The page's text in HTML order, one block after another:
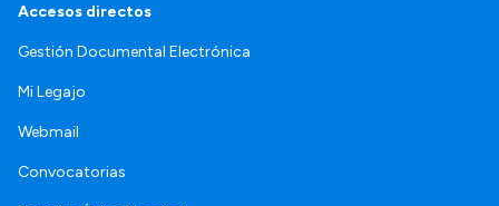
Accesos directos
Gestión Documental Electrónica
Mi Legajo
Webmail
Convocatorias